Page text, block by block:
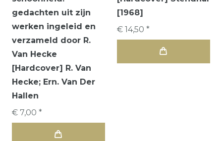
gedachten uit zijn
werken ingeleid en
verzameld door R.
Van Hecke
[Hardcover] R. Van
Hecke; Ern. Van Der
Hallen
€ 7,00 *
[1968]
€ 14,50 *